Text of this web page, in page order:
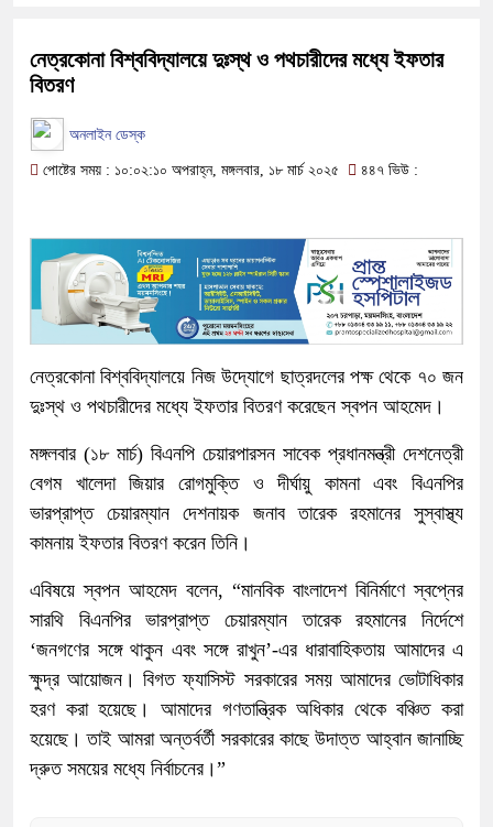
নেত্রকোনা বিশ্ববিদ্যালয়ে দুঃস্থ ও পথচারীদের মধ্যে ইফতার
বিতরণ
অনলাইন ডেস্ক
পোষ্টের সময় : ১০:০২:১০ অপরাহ্ন, মঙ্গলবার, ১৮ মার্চ ২০২৫ ৪৪৭ ভিউ :
নেত্রকোনা বিশ্ববিদ্যালয়ে নিজ উদ্যােগে ছাত্রদলের পক্ষ থেকে ৭০ জন
দুঃস্থ ও পথচারীদের মধ্যে ইফতার বিতরণ করেছেন স্বপন আহমেদ।
মঙ্গলবার (১৮ মার্চ) বিএনপি চেয়ারপারসন সাবেক প্রধানমন্ত্রী দেশনেত্রী
বেগম খালেদা জিয়ার রোগমুক্তি ও দীর্ঘায়ু কামনা এবং বিএনপির
ভারপ্রাপ্ত চেয়ারম্যান দেশনায়ক জনাব তারেক রহমানের সুস্বাস্থ্য
কামনায় ইফতার বিতরণ করেন তিনি।
এবিষয়ে স্বপন আহমেদ বলেন, “মানবিক বাংলাদেশ বিনির্মাণে স্বপ্নের
সারথি বিএনপির ভারপ্রাপ্ত চেয়ারম্যান তারেক রহমানের নির্দেশে
‘জনগণের সঙ্গে থাকুন এবং সঙ্গে রাখুন’-এর ধারাবাহিকতায় আমাদের এ
ক্ষুদ্র আয়োজন। বিগত ফ্যাসিস্ট সরকারের সময় আমাদের ভোটাধিকার
হরণ করা হয়েছে। আমাদের গণতান্ত্রিক অধিকার থেকে বঞ্চিত করা
হয়েছে। তাই আমরা অন্তর্বর্তী সরকারের কাছে উদাত্ত আহ্বান জানাচ্ছি
দ্রুত সময়ের মধ্যে নির্বাচনের।”